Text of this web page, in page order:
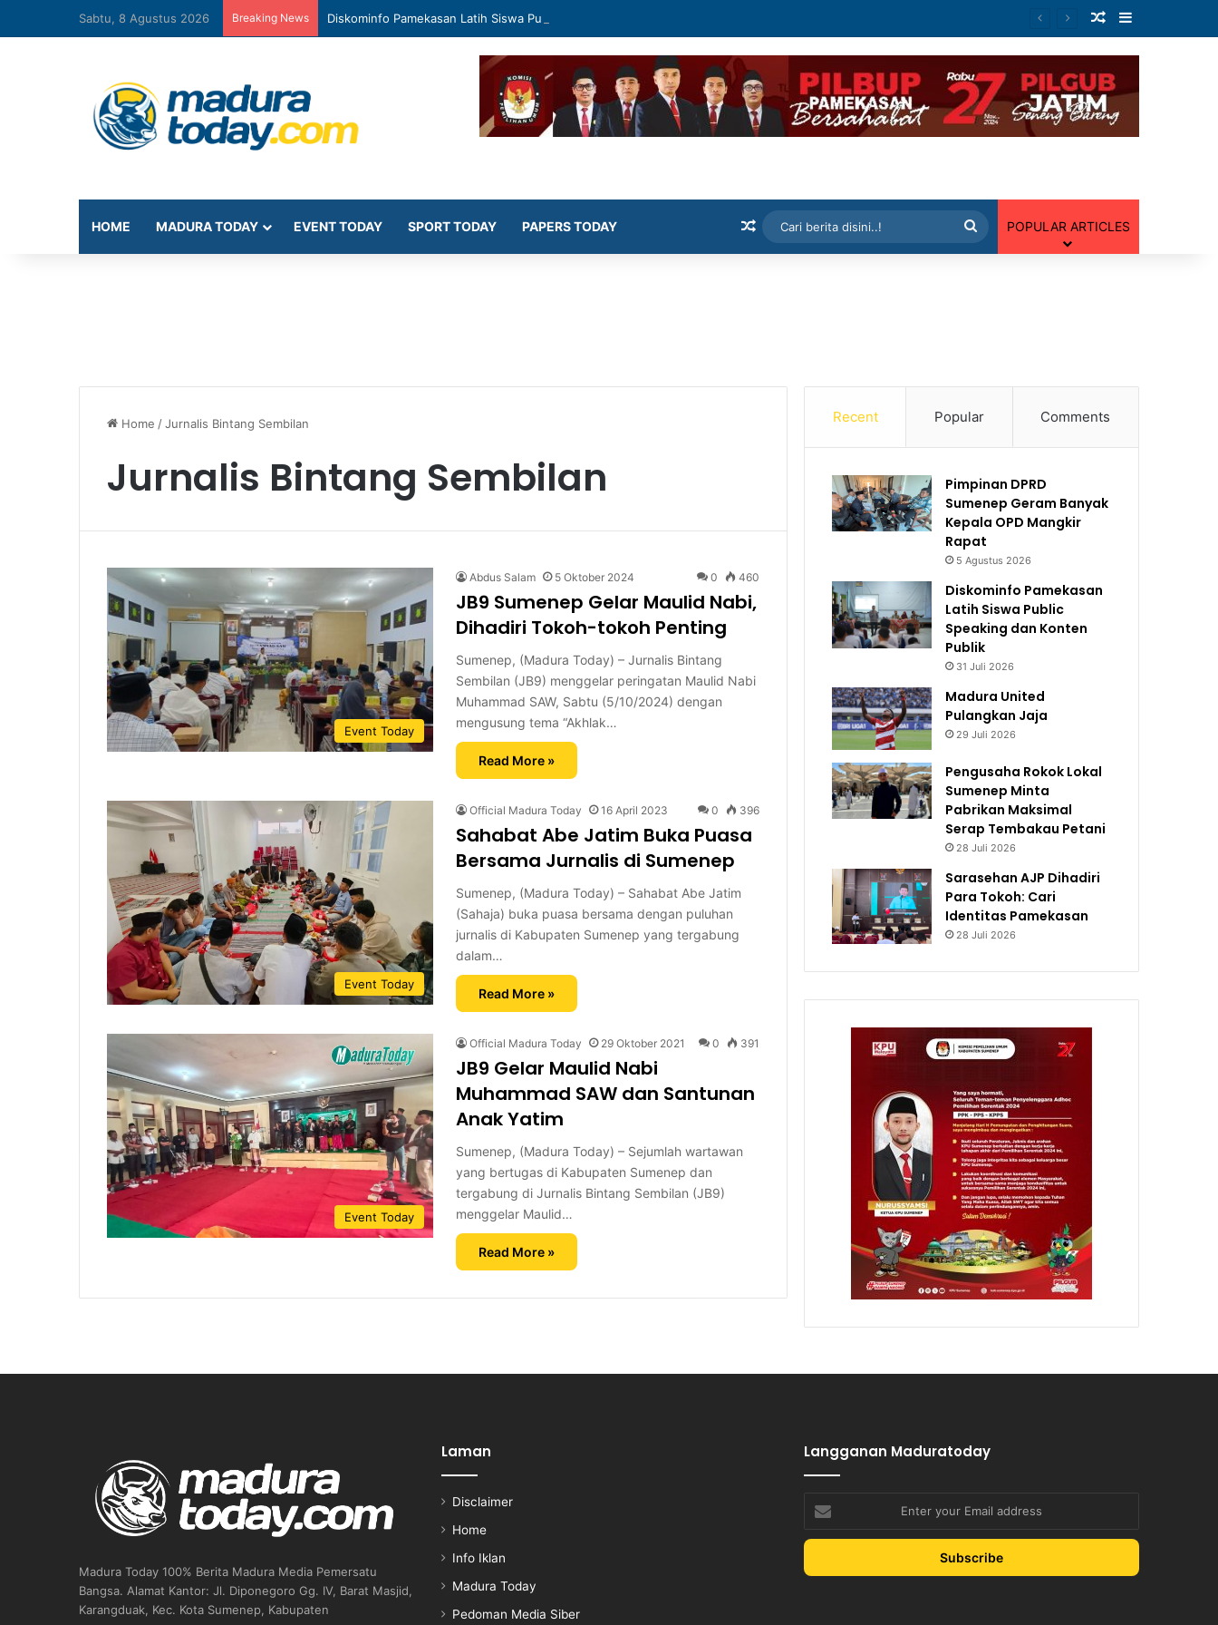
Sabtu, 8 Agustus 2026 Breaking News Diskominfo Pamekasan Latih Siswa Public Speaking dan Konten Publik Artikel Random
HOME MADURA TODAY EVENT TODAY SPORT TODAY PAPERS TODAY Artikel Random
berita
POPULAR ARTICLES
Home /Jurnalis Bintang Sembilan
Jurnalis Bintang Sembilan
Event Today
Abdus Salam 5 Oktober 2024 0 460
JB9 Sumenep Gelar Maulid Nabi,
Dihadiri Tokoh-tokoh Penting
Sumenep, (Madura Today) – Jurnalis Bintang
Sembilan (JB9) menggelar peringatan Maulid Nabi
Muhammad SAW, Sabtu (5/10/2024) dengan
mengusung tema “Akhlak…
Read More »
Event Today
Official Madura Today 16 April 2023 0 396
Sahabat Abe Jatim Buka Puasa
Bersama Jurnalis di Sumenep
Sumenep, (Madura Today) – Sahabat Abe Jatim
(Sahaja) buka puasa bersama dengan puluhan
jurnalis di Kabupaten Sumenep yang tergabung
dalam…
Read More »
Event Today
Official Madura Today 29 Oktober 2021 0 391
JB9 Gelar Maulid Nabi
Muhammad SAW dan Santunan
Anak Yatim
Sumenep, (Madura Today) – Sejumlah wartawan
yang bertugas di Kabupaten Sumenep dan
tergabung di Jurnalis Bintang Sembilan (JB9)
menggelar Maulid…
Read More »
Recent Popular Comments
Pimpinan DPRD
Sumenep Geram Banyak
Kepala OPD Mangkir
Rapat
5 Agustus 2026
Diskominfo Pamekasan
Latih Siswa Public
Speaking dan Konten
Publik
31 Juli 2026
Madura United
Pulangkan Jaja
29 Juli 2026
Pengusaha Rokok Lokal
Sumenep Minta
Pabrikan Maksimal
Serap Tembakau Petani
28 Juli 2026
Sarasehan AJP Dihadiri
Para Tokoh: Cari
Identitas Pamekasan
28 Juli 2026
Madura Today 100% Berita Madura Media Pemersatu
Bangsa. Alamat Kantor: Jl. Diponegoro Gg. IV, Barat Masjid,
Karangduak, Kec. Kota Sumenep, Kabupaten
Laman
Disclaimer
Home
Info Iklan
Madura Today
Pedoman Media Siber
Langganan Maduratoday
your
Email